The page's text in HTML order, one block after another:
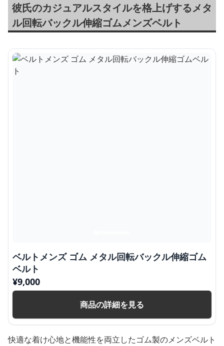
彼氏のカジュアルスタイルを格上げするメタ
ル回転バックル伸縮ゴムメンズベルト
ベルトメンズ ゴム メタル回転バックル伸縮ゴム
ベルト
¥9,000
商品の詳細を見る
快適な着け心地と機能性を両立したゴム製のメンズベルト